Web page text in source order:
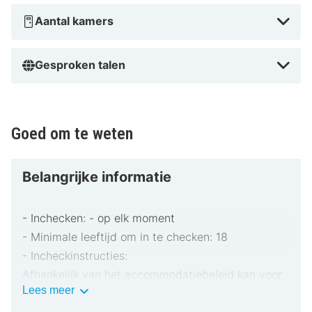
Aantal kamers
Gesproken talen
Goed om te weten
Belangrijke informatie
- Inchecken: - op elk moment
- Minimale leeftijd om in te checken: 18
- Incheckinstructies:
Afhankelijk van het accommodatiebeleid kan voor
extra personen een toeslag in rekening worden
Lees meerBelangrijke